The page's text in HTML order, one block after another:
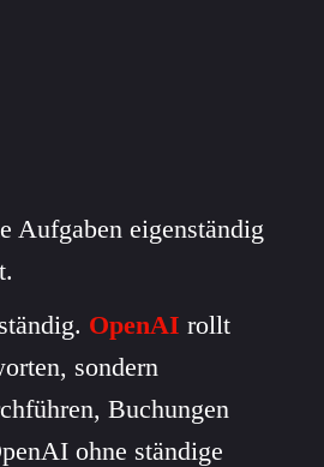
Aufgaben eigenständig
OpenAI rollt
sondern
Buchungen
ohne ständige